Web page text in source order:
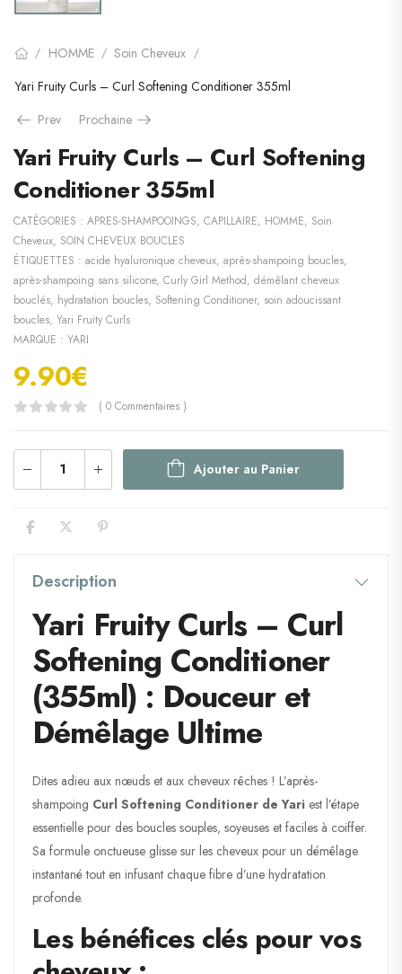
/ HOMME / Soin Cheveux /
Yari Fruity Curls – Curl Softening Conditioner 355ml
Prev
Prochaine
Yari Fruity Curls – Curl Softening
Conditioner 355ml
CATÉGORIES : APRES-SHAMPOOINGS, CAPILLAIRE, HOMME, Soin
Cheveux, SOIN CHEVEUX BOUCLES
ÉTIQUETTES : acide hyaluronique cheveux, après-shampoing boucles,
après-shampoing sans silicone, Curly Girl Method, démêlant cheveux
bouclés, hydratation boucles, Softening Conditioner, soin adoucissant
boucles, Yari Fruity Curls
MARQUE : YARI
9.90€
( 0 Commentaires )
Ajouter au Panier
Description
Yari Fruity Curls – Curl
Softening Conditioner
(355ml) : Douceur et
Démêlage Ultime
Dites adieu aux nœuds et aux cheveux rêches ! L’après-
shampoing Curl Softening Conditioner de Yari est l’étape
essentielle pour des boucles souples, soyeuses et faciles à coiffer.
Sa formule onctueuse glisse sur les cheveux pour un démêlage
instantané tout en infusant chaque fibre d’une hydratation
profonde.
Les bénéfices clés pour vos